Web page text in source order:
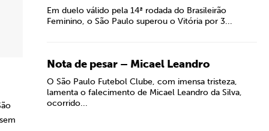
Em duelo válido pela 14ª rodada do Brasileirão
Feminino, o São Paulo superou o Vitória por 3...
Nota de pesar – Micael Leandro
O São Paulo Futebol Clube, com imensa tristeza,
lamenta o falecimento de Micael Leandro da Silva,
ocorrido...